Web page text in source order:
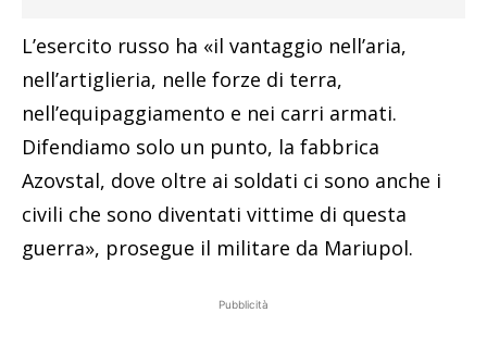
L’esercito russo ha «il vantaggio nell’aria,
nell’artiglieria, nelle forze di terra,
nell’equipaggiamento e nei carri armati.
Difendiamo solo un punto, la fabbrica
Azovstal, dove oltre ai soldati ci sono anche i
civili che sono diventati vittime di questa
guerra», prosegue il militare da Mariupol.
Pubblicità